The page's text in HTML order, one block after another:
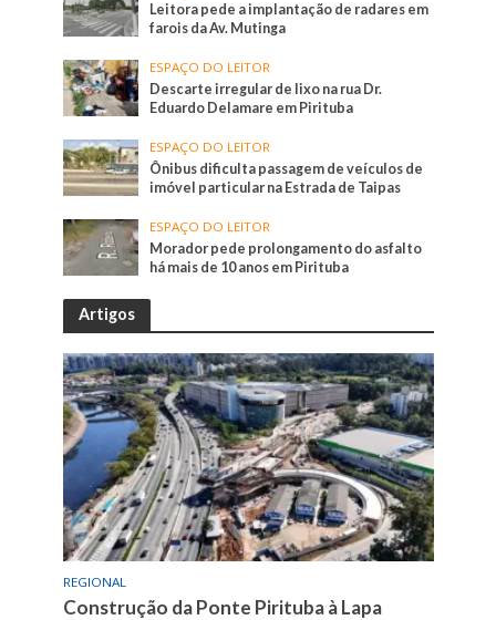
Leitora pede a implantação de radares em
farois da Av. Mutinga
ESPAÇO DO LEITOR
Descarte irregular de lixo na rua Dr.
Eduardo Delamare em Pirituba
ESPAÇO DO LEITOR
Ônibus dificulta passagem de veículos de
imóvel particular na Estrada de Taipas
ESPAÇO DO LEITOR
Morador pede prolongamento do asfalto
há mais de 10 anos em Pirituba
Artigos
REGIONAL
Construção da Ponte Pirituba à Lapa